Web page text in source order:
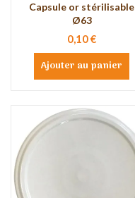
Capsule or stérilisable
Ø63
0,10 €
Ajouter au panier